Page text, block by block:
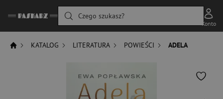
Czego szukasz?
Konto
KATALOG LITERATURA POWIEŚCI ADELA